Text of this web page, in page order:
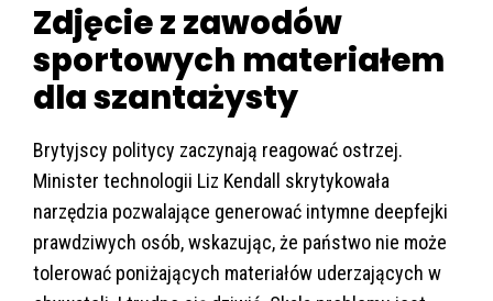
Zdjęcie z zawodów
sportowych materiałem
dla szantażysty
Brytyjscy politycy zaczynają reagować ostrzej.
Minister technologii Liz Kendall skrytykowała
narzędzia pozwalające generować intymne deepfejki
prawdziwych osób, wskazując, że państwo nie może
tolerować poniżających materiałów uderzających w